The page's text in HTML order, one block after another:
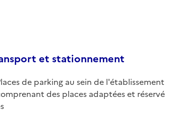
et stationnement
de parking au sein de l'établissement
des places adaptées et réservé